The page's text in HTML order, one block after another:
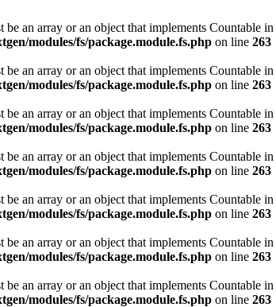
be an array or an object that implements Countable in
modules/fs/package.module.fs.php on line 263
be an array or an object that implements Countable in
modules/fs/package.module.fs.php on line 263
be an array or an object that implements Countable in
modules/fs/package.module.fs.php on line 263
be an array or an object that implements Countable in
modules/fs/package.module.fs.php on line 263
be an array or an object that implements Countable in
modules/fs/package.module.fs.php on line 263
be an array or an object that implements Countable in
modules/fs/package.module.fs.php on line 263
be an array or an object that implements Countable in
modules/fs/package.module.fs.php on line 263